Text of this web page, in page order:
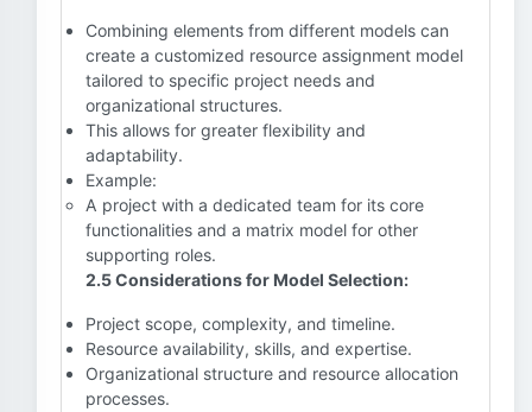
Combining elements from different models can
create a customized resource assignment model
tailored to specific project needs and
organizational structures.
This allows for greater flexibility and
adaptability.
Example:
A project with a dedicated team for its core
functionalities and a matrix model for other
supporting roles.
2.5 Considerations for Model Selection:
Project scope, complexity, and timeline.
Resource availability, skills, and expertise.
Organizational structure and resource allocation
processes.